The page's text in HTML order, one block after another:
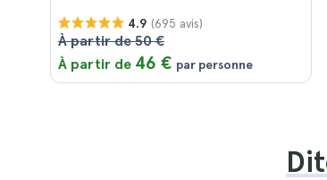
4.9 (695 avis)
À partir de 50 €
À partir de 46 € par personne